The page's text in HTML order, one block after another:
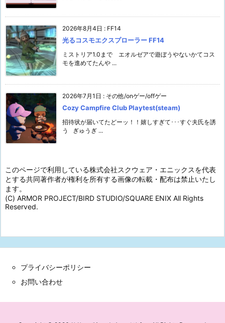
2026年8月4日 : FF14
光るコスモエクスプローラー FF14
ミストリア1.0まで エオルゼアで遊ぼうやないかてコス
モを進めてたんや ...
2026年7月1日 : その他/onゲー/offゲー
Cozy Campfire Club Playtest(steam)
招待状が届いてたどーッ！！嬉しすぎて･･･すぐ夫氏を誘
う ぎゅうぎ ...
このページで利用している株式会社スクウェア・エニックスを代表
とする共同著作者が権利を所有する画像の転載・配布は禁止いたし
ます。
(C) ARMOR PROJECT/BIRD STUDIO/SQUARE ENIX All Rights
Reserved.
プライバシーポリシー
お問い合わせ